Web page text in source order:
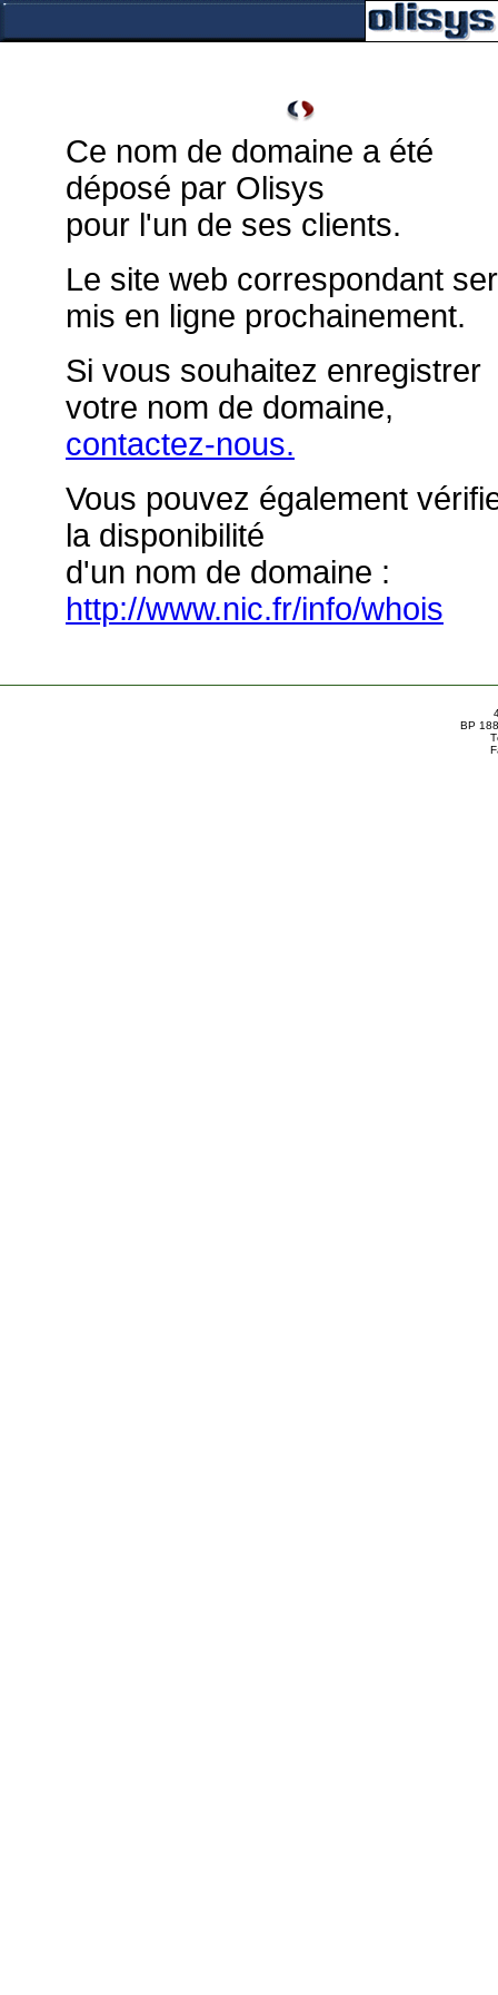
Ce nom de domaine a été
déposé par Olisys
pour l'un de ses clients.
Le site web correspondant
mis en ligne prochainement.
Si vous souhaitez enregistrer
votre nom de domaine,
contactez-nous.
Vous pouvez également
la disponibilité
d'un nom de domaine :
http://www.nic.fr/info/whois
BP